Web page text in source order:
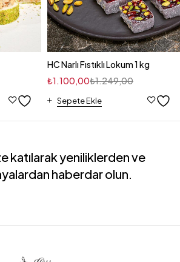
HC Narlı Fıstıklı Lokum 1 kg
₺1.249,00
₺1.100,00
Sepete Ekle
katılarak yeniliklerden ve
haberdar olun.